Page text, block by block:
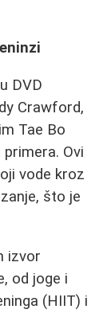
DVD
Crawford,
Tae Bo
Ovi
vode kroz
što je
izvor
od joge i
(HIIT) i